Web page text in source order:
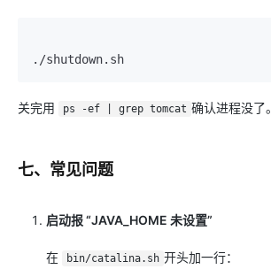
关完用 ps -ef | grep tomcat 确认进程没了。
七、常见问题
启动报 “JAVA_HOME 未设置”
在 bin/catalina.sh 开头加一行：